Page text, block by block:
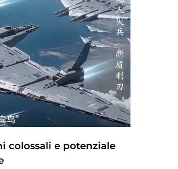
colossali e potenziale